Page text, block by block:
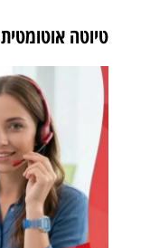
טיוטה אוטומטית